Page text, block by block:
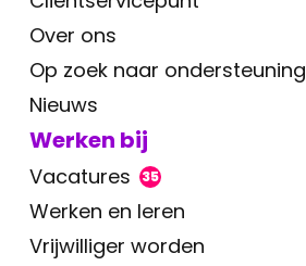
Over ons
Op zoek naar ondersteuning
Nieuws
Werken bij
Vacatures 35
Werken en leren
Vrijwilliger worden